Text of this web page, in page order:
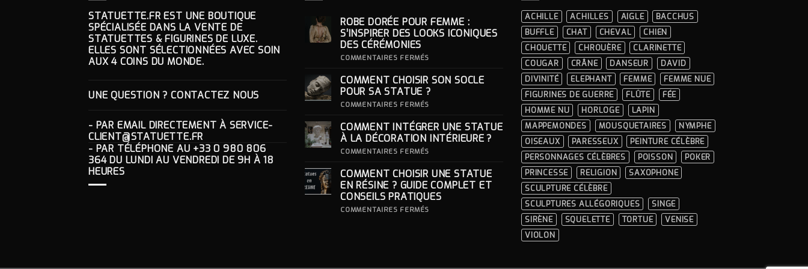
STATUETTE.FR EST UNE BOUTIQUE
SPÉCIALISÉE DANS LA VENTE DE
STATUETTES & FIGURINES DE LUXE.
ELLES SONT SÉLECTIONNÉES AVEC SOIN
AUX 4 COINS DU MONDE.
UNE QUESTION ? CONTACTEZ NOUS
- PAR EMAIL DIRECTEMENT À SERVICE-
CLIENT@STATUETTE.FR
- PAR TÉLÉPHONE AU +33 0 980 806
364DU LUNDI AU VENDREDI DE 9H À 18
HEURES
ROBE DORÉE POUR FEMME :
S’INSPIRER DES LOOKS ICONIQUES
DES CÉRÉMONIES
COMMENTAIRES FERMÉS
POUR
FEMME
ICONIQUES
DES
CÉRÉMONIES
COMMENT CHOISIR SON SOCLE
POUR SA STATUE ?
COMMENTAIRES FERMÉS
SON
SOCLE
POUR
COMMENT INTÉGRER UNE STATUE
À LA DÉCORATION INTÉRIEURE ?
COMMENTAIRES FERMÉS
UNE
STATUE
À
LA
COMMENT CHOISIR UNE STATUE
EN RÉSINE ? GUIDE COMPLET ET
CONSEILS PRATIQUES
COMMENTAIRES FERMÉS
ACHILLE ACHILLES AIGLE
BACCHUS
BUFFLE
CHAT CHEVAL
CHIEN
CHOUETTE
CHROUÈRE
CLARINETTE
COUGAR
CRÂNE DANSEUR
DAVID
DIVINITÉ
ELEPHANT FEMME
FEMME NUE
FIGURINES DE GUERRE
FLÛTE
FÉE
HOMME NU
HORLOGE
LAPIN
MAPPEMONDES
MOUSQUETAIRES
NYMPHE
OISEAUX
PARESSEUX
PEINTURE CÉLÈBRE
PERSONNAGES CÉLÈBRES
POISSON
POKER
PRINCESSE
RELIGION
SAXOPHONE
SCULPTURE CÉLÈBRE
SCULPTURES ALLÉGORIQUES
SINGE
SIRÈNE
SQUELETTE TORTUE
VENISE
VIOLON